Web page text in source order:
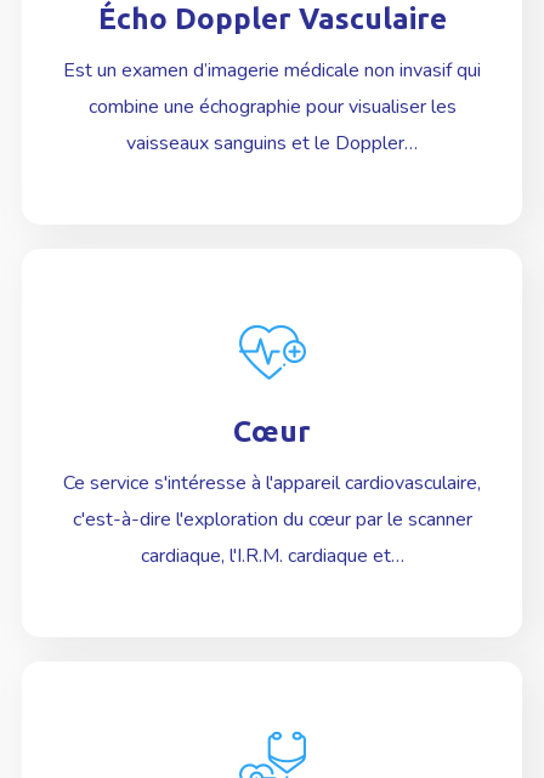
Écho Doppler Vasculaire
Est un examen d’imagerie médicale non invasif qui
combine une échographie pour visualiser les
vaisseaux sanguins et le Doppler…
En Savoir plus
Cœur
Ce service s'intéresse à l'appareil cardiovasculaire,
c'est-à-dire l'exploration du cœur par le scanner
cardiaque, l'I.R.M. cardiaque et…
En Savoir plus